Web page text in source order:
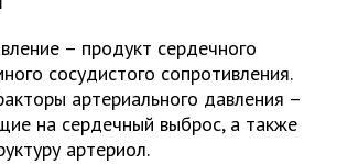
– продукт сердечного
сосудистого сопротивления.
артериального давления –
на сердечный выброс, а также
артериол.